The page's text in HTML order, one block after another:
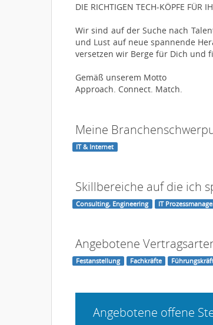
DIE RICHTIGEN TECH-KÖPFE FÜR
Wir sind auf der Suche nach
und Lust auf neue spannende
versetzen wir Berge für Dich und
Gemäß unserem Motto
Approach. Connect. Match.
Meine
IT & Internet
Skillbereiche auf die ich
Consulting, Engineering IT
Angebotene
Festanstellung Fachkräfte
Angebotene offene